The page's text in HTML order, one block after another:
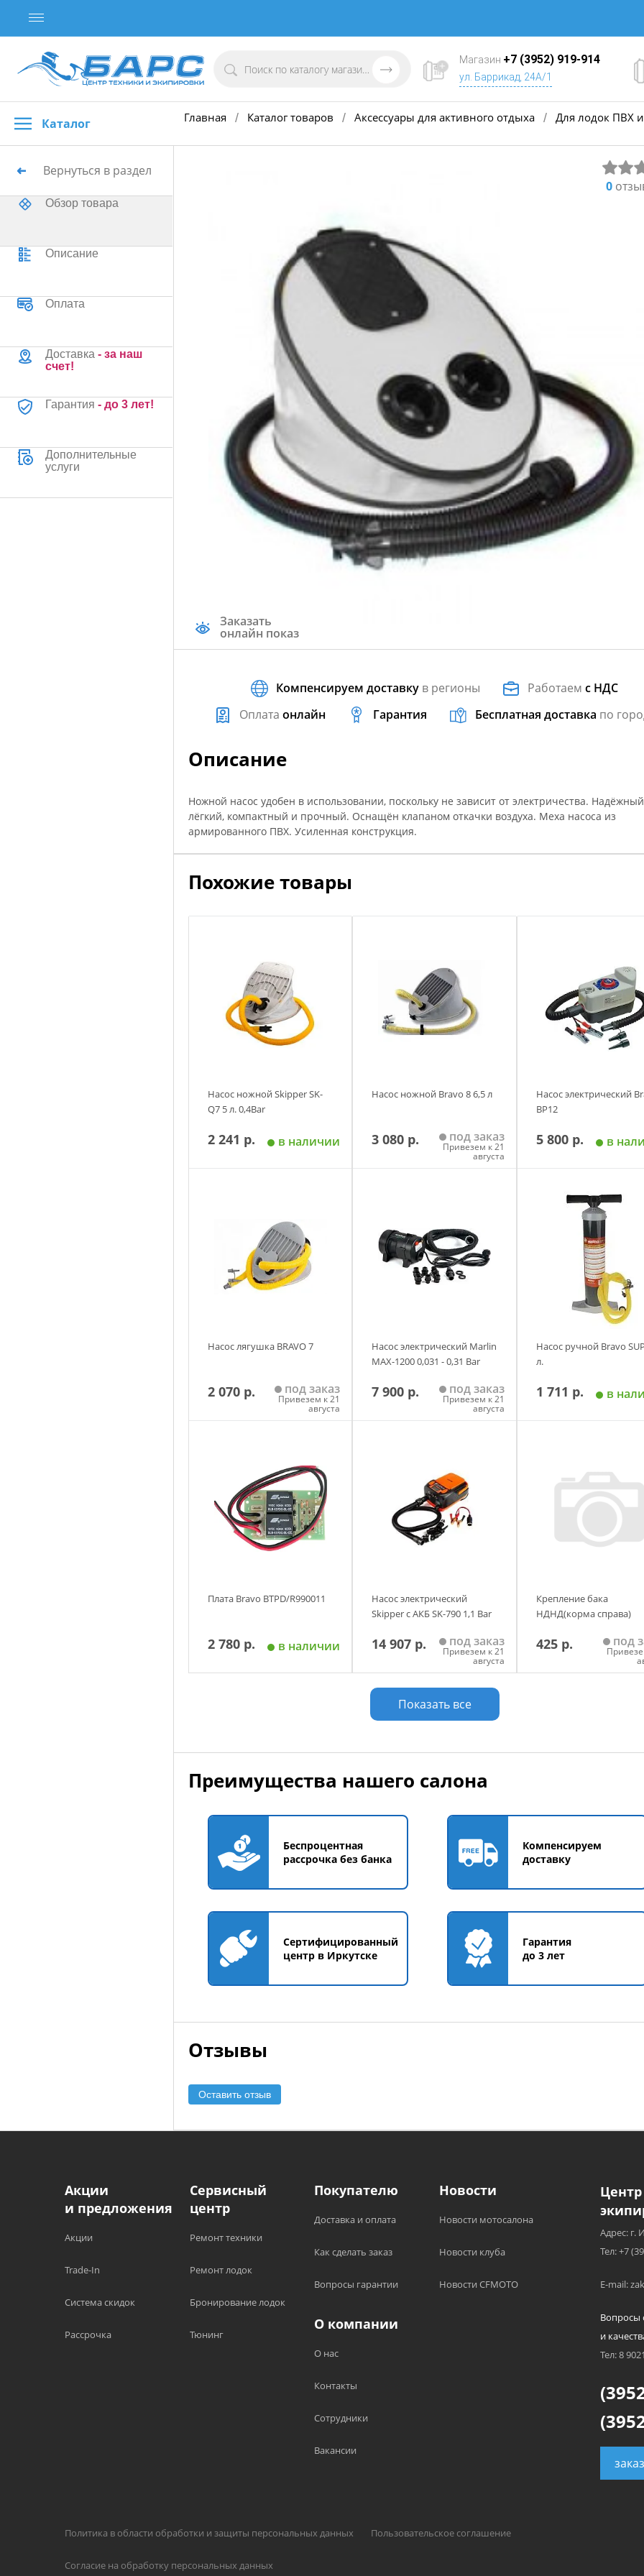
Магазин +7 (3952) 919-914
ул. Баррикад, 24А/1
Каталог Главная / Каталог товаров / Аксессуары для активного отдыха / Для лодок ПВХ
Вернуться в раздел
Обзор товара
Описание
Оплата
Доставка - за наш
счет!
Гарантия - до 3 лет!
Дополнительные
услуги
0
Заказать
онлайн показ
Компенсируем доставку в регионы Работаемс НДС
Оплата онлайн Гарантия Бесплатная доставка по
Описание
Ножной насос удобен в использовании, поскольку не зависит от электричества.
лёгкий, компактный и прочный. Оснащён клапаном откачки воздуха. Меха насоса из
армированного ПВХ. Усиленная конструкция.
Похожие товары
Насос ножной Skipper SK-
Q7 5 л. 0,4Bar
2 241 р. в наличии
Насос ножной Bravo 8 6,5 л
3 080 р. под заказ
Привезем к 21
августа
Насос электрический
BP12
5 800 р. в
Добавить в
Насос лягушка BRAVO 7
2 070 р. под заказ
Привезем к 21
августа
Насос электрический Marlin
MAX-1200 0,031 - 0,31 Bar
7 900 р. под заказ
Привезем к 21
августа
Насос ручной Bravo
л.
1 711 р. в
Плата Bravo BTPD/R990011
2 780 р. в наличии
Насос электрический
Skipper с АКБ SK-790 1,1 Bar
14 907 р. под заказ
Привезем к 21
августа
Добавить в корзину
Крепление бака
НДНД(корма справа)
425 р. под
Показать все
Преимущества нашего салона
Беспроцентная
рассрочка без банка
Компенсируем
доставку
Сертифицированный
центр в Иркутске
Гарантия
до 3 лет
Отзывы
Оставить отзыв
Акции
и предложения
Акции
Trade-In
Система скидок
Рассрочка
Сервисный
центр
Ремонт техники
Ремонт лодок
Бронирование лодок
Тюнинг
Покупателю
Доставка и оплата
Как сделать заказ
Вопросы гарантии
Новости
Новости мотосалона
Новости клуба
Новости CFMOTO
О компании
О нас
Контакты
Сотрудники
Вакансии
Политика в области обработки и защиты персональных данных Пользовательское соглашение
Согласие на обработку персональных данных
Адрес: г.
Тел: +7
E-mail:
Вопросы
и
Тел: 8